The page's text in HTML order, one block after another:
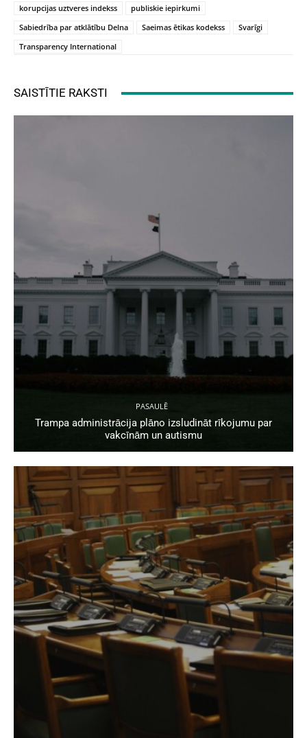
korupcijas uztveres indekss
publiskie iepirkumi
Sabiedrība par atklātību Delna
Saeimas ētikas kodekss
Svarīgi
Transparency International
SAISTĪTIE RAKSTI
PASAULĒ
Trampa administrācija plāno izsludināt rīkojumu par
vakcīnām un autismu